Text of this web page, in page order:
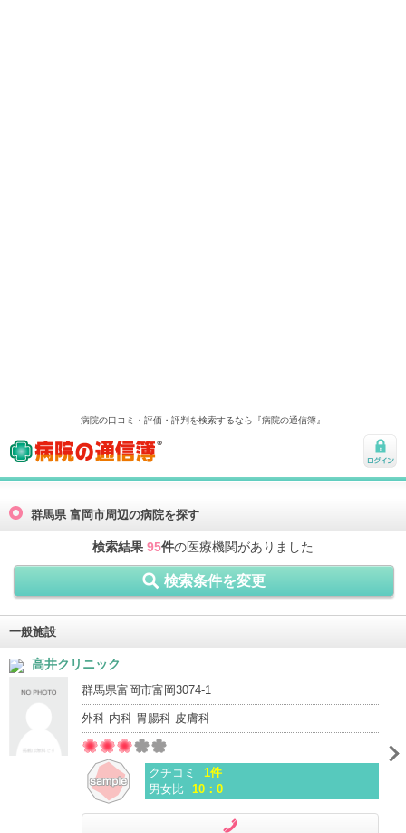
病院の口コミ・評価・評判を検索するなら『病院の通信簿』
病院の通信簿
ログ
群馬県 富岡市周辺の病院を探す
検索結果 95件の医療機関がありました
検索条件を変更
一般施設
高井クリニック
群馬県富岡市富岡3074-1
外科 内科 胃腸科 皮膚科
クチコミ
1件
男女比 10：0